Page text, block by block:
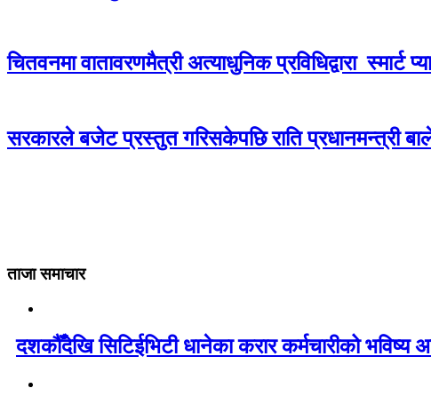
चितवनमा वातावरणमैत्री अत्याधुनिक प्रविधिद्वारा स्मार्ट
सरकारले बजेट प्रस्तुत गरिसकेपछि राति
ताजा समाचार
दशकौँदेखि सिटिईभिटी धानेका करार कर्मचारीको भविष्य